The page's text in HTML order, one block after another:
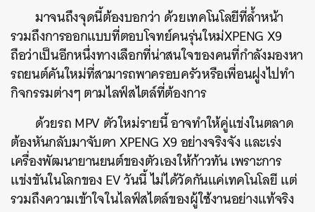
มาจนถึงจุดนี้ต้องบอกว่า ด้วยเทคโนโลยีที่ล้ำหน้า
รวมถึงการออกแบบที่ตอบโจทย์คนรุ่นใหม่XPENG X9
ถือว่าเป็นอีกหนึ่งทางเลือกที่น่าสนใจของคนที่กำลังมองหา
รถยนต์คันใหม่ที่สามารถพาครอบครัวหรือเพื่อนฝูงไปทำ
กิจกรรมต่างๆ ตามไลฟ์สไตล์ที่ต้องการ
ด้วยรถ MPV ตัวใหม่รายนี้ อาจทำให้คู่แข่งในตลาด
ต้องหันกลับมาจับตา XPENG X9 อย่างจริงจัง และเร่ง
เครื่องพัฒนายานยนต์ของตัวเองให้ก้าวทัน เพราะการ
แข่งขันในโลกของ EV วันนี้ ไม่ได้วัดกันแค่เทคโนโลยี แต่
รวมถึงความเข้าใจในไลฟ์สไตล์ของผู้ใช้งานอย่างแท้จริง